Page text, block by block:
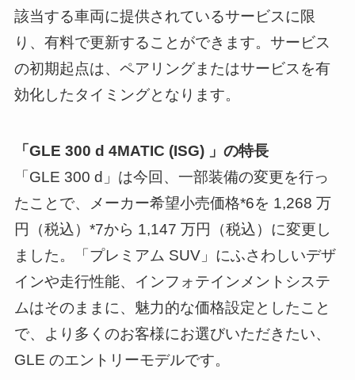
該当する車両に提供されているサービスに限
り、有料で更新することができます。サービス
の初期起点は、ペアリングまたはサービスを有
効化したタイミングとなります。
「GLE 300 d 4MATIC (ISG) 」の特長
「GLE 300 d」は今回、一部装備の変更を行っ
たことで、メーカー希望小売価格*6を 1,268 万
円（税込）*7から 1,147 万円（税込）に変更し
ました。「プレミアム SUV」にふさわしいデザ
インや走行性能、インフォテインメントシステ
ムはそのままに、魅力的な価格設定としたこと
で、より多くのお客様にお選びいただきたい、
GLE のエントリーモデルです。